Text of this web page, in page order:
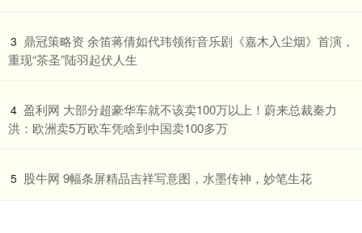
3 ​鼎冠策略资 余笛蒋倩如代玮领衔音乐剧《嘉木入尘烟》首演，
重现“茶圣”陆羽起伏人生
4 ​盈利网 大部分超豪华车就不该卖100万以上！蔚来总裁秦力
洪：欧洲卖5万欧车凭啥到中国卖100多万
5 ​股牛网 9幅条屏精品吉祥写意图，水墨传神，妙笔生花